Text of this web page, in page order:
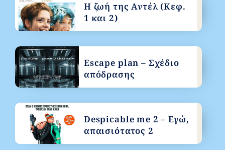
Η ζωή της Αντέλ (Κεφ.
1 και 2)
Escape plan – Σχέδιο
απόδρασης
Despicable me 2 – Εγώ,
απαισιότατος 2